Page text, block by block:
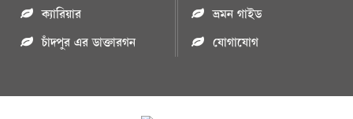
ক্যারিয়ার
চাঁদপুর এর ডাক্তারগন
ভ্রমন গাইড
যোগাযোগ